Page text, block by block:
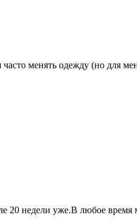
менять одежду (но для
20 недели уже.В любое время